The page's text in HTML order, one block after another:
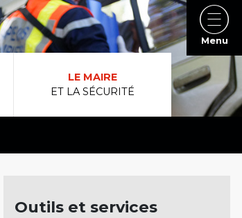
LE MAIRE
ET LA SÉCURITÉ
Outils et services
Menu